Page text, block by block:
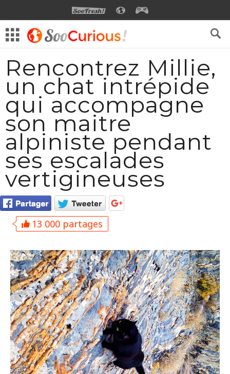
SOOFRESHSOOCURIOUS
Rencontrez Millie,
un chat intrépide
qui accompagne
son maitre
alpiniste pendant
ses escalades
vertigineuses
13 000 partages